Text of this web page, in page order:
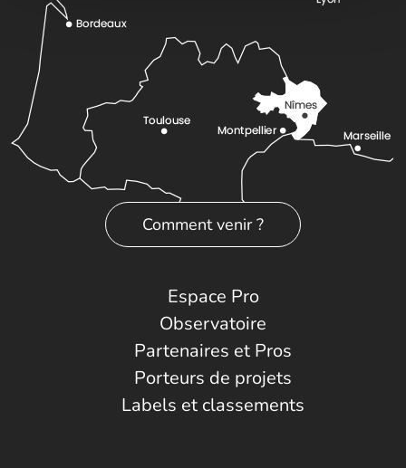
Comment venir ?
Espace Pro
Observatoire
Partenaires et Pros
Porteurs de projets
Labels et classements